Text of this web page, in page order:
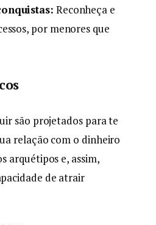
Reconheça e
por menores que
são projetados para te
relação com o dinheiro
arquétipos e, assim,
de atrair